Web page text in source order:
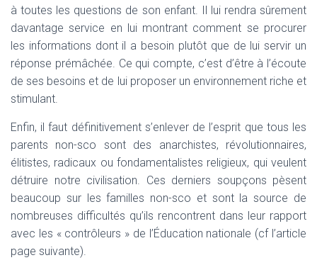
à toutes les questions de son enfant. Il lui rendra sûrement
davantage service en lui montrant comment se procurer
les informations dont il a besoin plutôt que de lui servir un
réponse prémâchée. Ce qui compte, c’est d’être à l’écoute
de ses besoins et de lui proposer un environnement riche et
stimulant.
Enfin, il faut définitivement s’enlever de l’esprit que tous les
parents non-sco sont des anarchistes, révolutionnaires,
élitistes, radicaux ou fondamentalistes religieux, qui veulent
détruire notre civilisation. Ces derniers soupçons pèsent
beaucoup sur les familles non-sco et sont la source de
nombreuses difficultés qu’ils rencontrent dans leur rapport
avec les « contrôleurs » de l’Éducation nationale (cf l’article
page suivante).